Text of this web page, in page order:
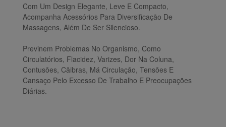
Com Um Design Elegante, Leve E Compacto,
Acompanha Acessórios Para Diversificação De
Massagens, Além De Ser Silencioso.
Previnem Problemas No Organismo, Como
Circulatórios, Flacidez, Varizes, Dor Na Coluna,
Contusões, Cãibras, Má Circulação, Tensões E
Cansaço Pelo Excesso De Trabalho E Preocupações
Diárias.